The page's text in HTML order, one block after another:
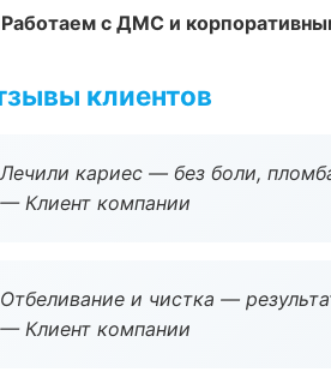
Работаем с ДМС и
клиентов
Лечили кариес — без боли,
— Клиент компании
Отбеливание и чистка —
— Клиент компании